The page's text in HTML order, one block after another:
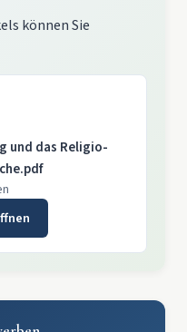
können Sie
und das Religio-